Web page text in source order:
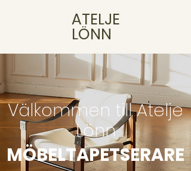
ATELJE
LÖNN
Välkommen till Atelje
Lönn
MÖBELTAPETSERARE